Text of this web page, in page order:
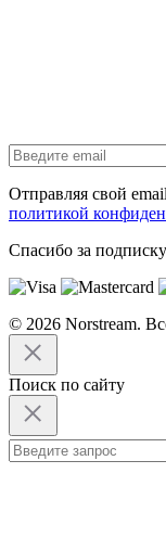
Отправляя свой
политикой
Спасибо за
© 2026 Norstream.
Поиск по сайту